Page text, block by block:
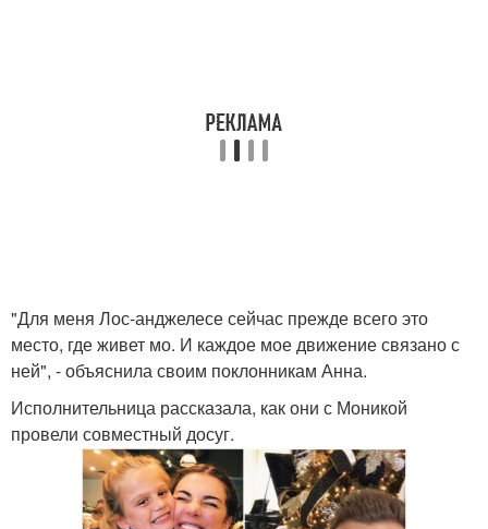
"Для меня Лос-анджелесе сейчас прежде всего это
место, где живет мо. И каждое мое движение связано с
ней", - объяснила своим поклонникам Анна.
Исполнительница рассказала, как они с Моникой
провели совместный досуг.